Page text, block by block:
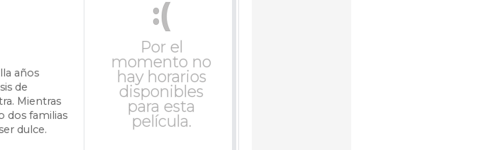
años
de
Mientras
dos familias
dulce.
:(
Por el
momento no
hay horarios
disponibles
para esta
película.